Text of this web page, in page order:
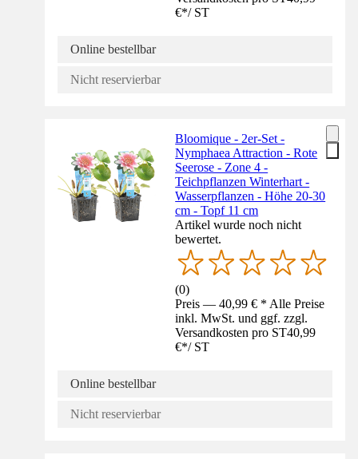
€*/ ST
Online bestellbar
Nicht reservierbar
Bloomique - 2er-Set -
Nymphaea Attraction - Rote
Seerose - Zone 4 -
Teichpflanzen Winterhart -
Wasserpflanzen - Höhe 20-30
cm - Topf 11 cm
Artikel wurde noch nicht
bewertet.
(0)
Preis — 40,99 € * Alle Preise
inkl. MwSt. und ggf. zzgl.
Versandkosten pro ST40,99
€*/ ST
Online bestellbar
Nicht reservierbar